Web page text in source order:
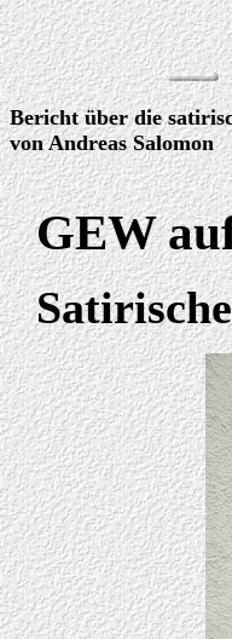
Bericht über die
von Andreas Salomon
GEW